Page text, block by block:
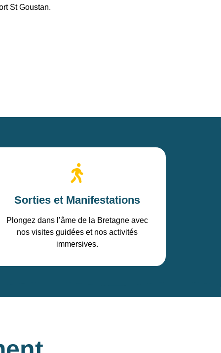
St Goustan.
Sorties et Manifestations
Plongez dans l’âme de la Bretagne avec
nos visites guidées et nos activités
immersives.